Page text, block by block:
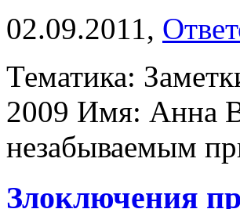
02.09.2011,
Тематика:
2009 Имя: Анна
незабываемым
Злоключения